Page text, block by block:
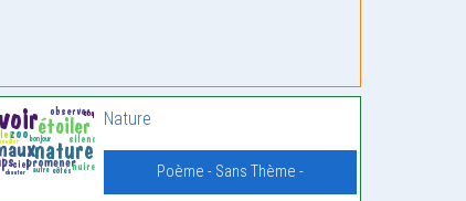
Nature
Poème - Sans Thème -